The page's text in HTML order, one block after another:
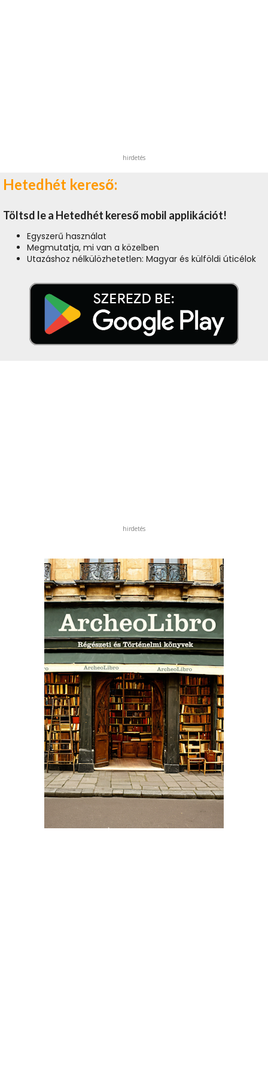
hirdetés
Hetedhét kereső:
Töltsd le a Hetedhét kereső mobil applikációt!
Egyszerű használat
Megmutatja, mi van a közelben
Utazáshoz nélkülözhetetlen: Magyar és külföldi úticélok
hirdetés